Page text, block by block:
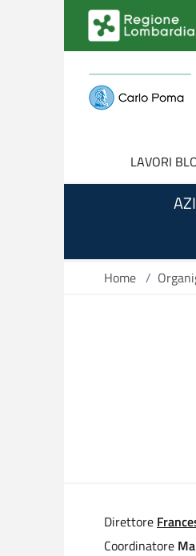
Salta al contenuto principale
LAVORI
Home /
Direttore
Coordinatore